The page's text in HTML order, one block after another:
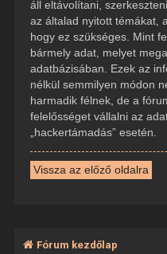
áll eltávolítani,
az általad nyitott témákat,
hogy ez szükséges. Mint
bármely adat, melyet
adatbázisában. Ezek az
nélkül semmilyen módon
harmadik félnek, de a
felelősséget vállalni az
„hackertámadás” esetén.
Vissza az előző oldalra
Fórum kezdőlap